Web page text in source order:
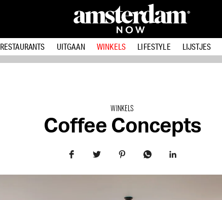
RESTAURANTS UITGAAN WINKELS LIFESTYLE LIJSTJES
WINKELS
Coffee Concepts